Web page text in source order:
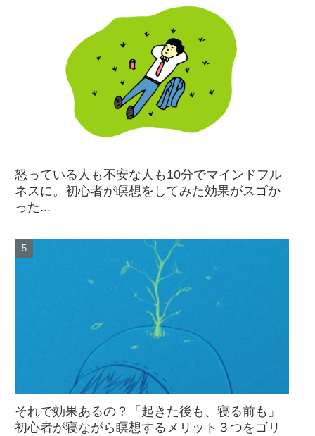
怒っている人も不安な人も10分でマインドフル
ネスに。初心者が瞑想をしてみた効果がスゴか
った...
それで効果あるの？「起きた後も、寝る前も」
初心者が寝ながら瞑想するメリット３つをゴリ